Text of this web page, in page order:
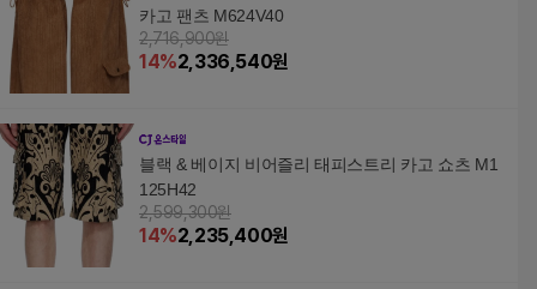
카고 팬츠 M624V40
2,716,900원
14%2,336,540원
블랙 & 베이지 비어즐리 태피스트리 카고 쇼츠 M1
125H42
2,599,300원
14%2,235,400원